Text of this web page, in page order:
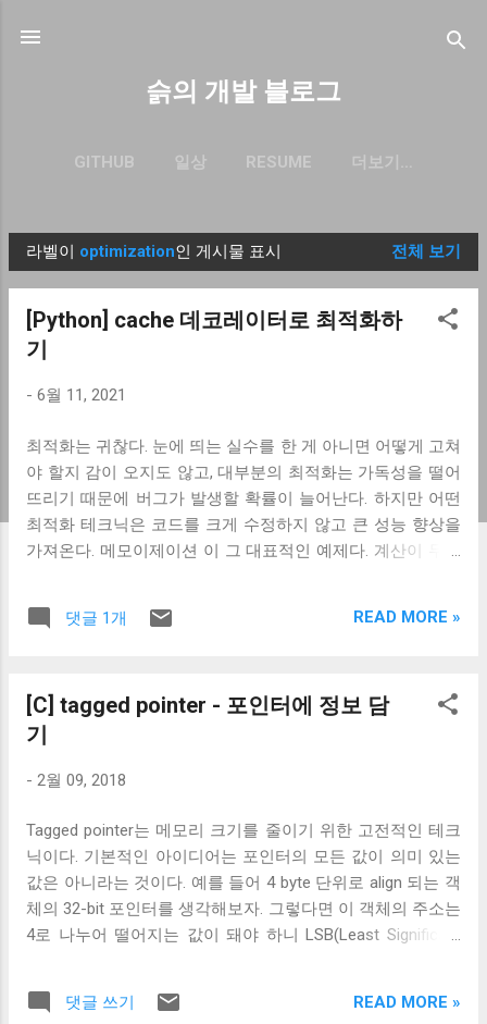
슭의 개발 블로그
GITHUB 일상 RESUME 더보기…
글
라벨이 optimization인 게시물 표시 전체 보기
[Python] cache 데코레이터로 최적화하
기
- 6월 11, 2021
최적화는 귀찮다. 눈에 띄는 실수를 한 게 아니면 어떻게 고쳐
야 할지 감이 오지도 않고, 대부분의 최적화는 가독성을 떨어
뜨리기 때문에 버그가 발생할 확률이 늘어난다. 하지만 어떤
최적화 테크닉은 코드를 크게 수정하지 않고 큰 성능 향상을
가져온다. 메모이제이션 이 그 대표적인 예제다. 계산이 무겁
는 것만으로 큰 성능향상을 가지고 온다. 파이썬은 메모이제
레이터를 붙이면 함수의 실행 결과를 캐싱해준다. 캐시의 크
기는 maxsize 로 지정할 수 있다. 저장할 실행 값이 이 개수를
결과를 지우고 새 값을 캐싱한다. lru_cache 를 사용하면 쉽게
함수의 인자를 캐시키로 사용하기 때문에 함수의 실행 결과
가 함수의 인자 이외에 다른 요소에 의존적인 함수에는 사용
하지 못한다. 즉, 랜덤 요소가 들어가거나 시간에 따라 결괏값
이 변하는 함수에는 사용하면 안 된다. 결정성이 보장되는 함
수에만 사용할 수 있다는 것은 모든 캐시의 공통적인 특성이
문제로 한 가지 제약이 더 있다. 이 데코레이터는 값을 저장하
댓글 1개 READ MORE »
[C] tagged pointer - 포인터에 정보 담
기
- 2월 09, 2018
Tagged pointer는 메모리 크기를 줄이기 위한 고전적인 테크
닉이다. 기본적인 아이디어는 포인터의 모든 값이 의미 있는
값은 아니라는 것이다. 예를 들어 4 byte 단위로 align 되는 객
체의 32-bit 포인터를 생각해보자. 그렇다면 이 객체의 주소는
4로 나누어 떨어지는 값이 돼야 하니 LSB(Least Significant
다면 이 2 bit을 다른 정보를 담는 데 써도 아무 문제가 없다.
조금 더 구체적으로 경우 포인터의 값이 0x5678FFF0 ,
댓글 쓰기 READ MORE »